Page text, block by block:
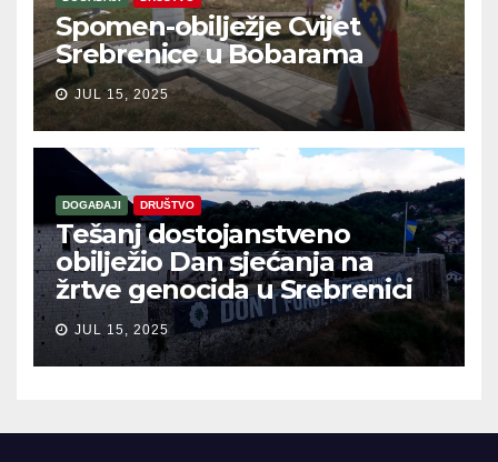
Spomen-obilježje Cvijet
Srebrenice u Bobarama
JUL 15, 2025
DOGAĐAJI DRUŠTVO
Tešanj dostojanstveno
obilježio Dan sjećanja na
žrtve genocida u Srebrenici
JUL 15, 2025